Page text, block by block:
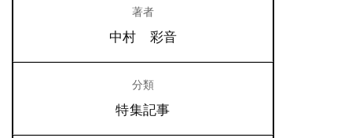
中村 彩音
特集記事